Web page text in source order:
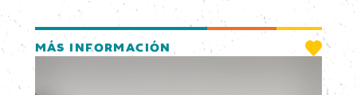
MÁS INFORMACIÓN